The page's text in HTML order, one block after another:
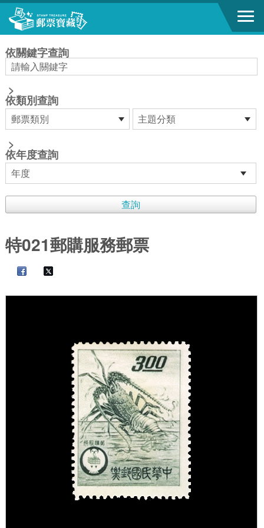
跳到主要內容區塊
依關鍵字查詢
>
依類別查詢
>
依年度查詢
特021郵購服務郵票